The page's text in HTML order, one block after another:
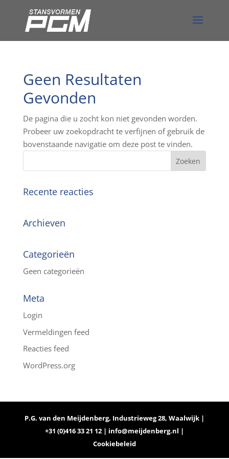
Geen Resultaten
Gevonden
De pagina die u zocht kon niet gevonden worden.
Probeer uw zoekopdracht te verfijnen of gebruik de
bovenstaande navigatie om deze post te vinden.
Recente reacties
Archieven
Categorieën
Geen categorieën
Meta
Login
Vermeldingen feed
Reacties feed
WordPress.org
P.G. van den Meijdenberg, Industrieweg 28, Waalwijk |
+31 (0)416 33 21 12 | info@meijdenberg.nl |
Cookiebeleid